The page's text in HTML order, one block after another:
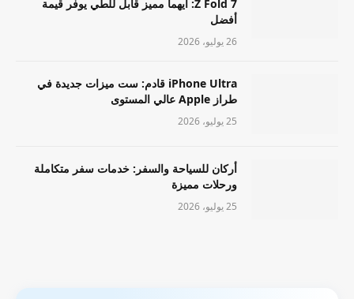
Z Fold 7: أيهما مميز قابل للطي يوفر قيمة
أفضل
26 يوليو، 2026
iPhone Ultra قادم: ست ميزات جديدة في
طراز Apple عالي المستوى
25 يوليو، 2026
أركان للسياحة والسفر: خدمات سفر متكاملة
ورحلات مميزة
25 يوليو، 2026